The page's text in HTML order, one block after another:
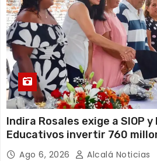
Indira Rosales exige a SIOP y
Educativos invertir 760
obras para escuelas de
Ago 6, 2026 Alcalá Noticias